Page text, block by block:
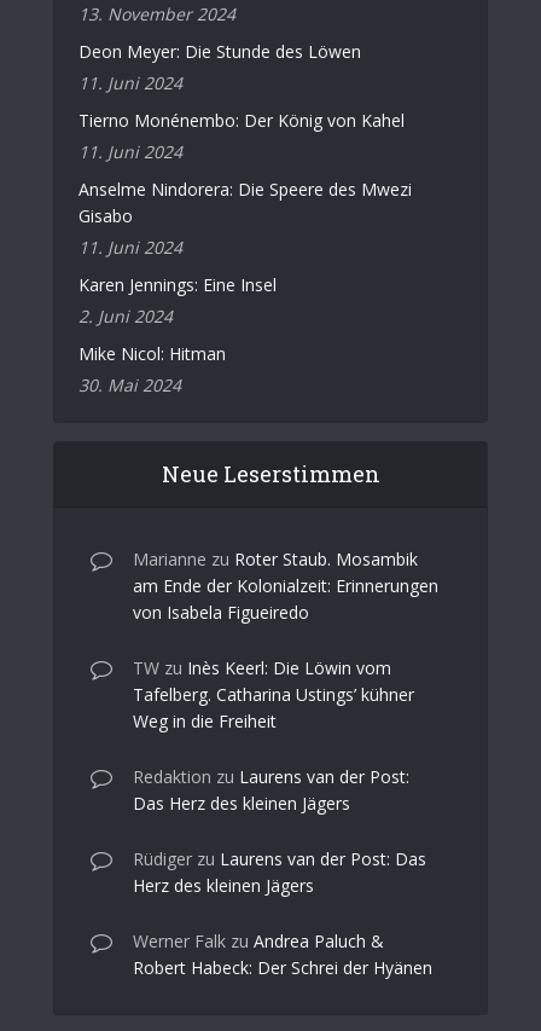
13. November 2024
Deon Meyer: Die Stunde des Löwen
11. Juni 2024
Tierno Monénembo: Der König von Kahel
11. Juni 2024
Anselme Nindorera: Die Speere des Mwezi
Gisabo
11. Juni 2024
Karen Jennings: Eine Insel
2. Juni 2024
Mike Nicol: Hitman
30. Mai 2024
Neue Leserstimmen
Marianne zu Roter Staub. Mosambik
am Ende der Kolonialzeit: Erinnerungen
von Isabela Figueiredo
TW zu Inès Keerl: Die Löwin vom
Tafelberg. Catharina Ustings’ kühner
Weg in die Freiheit
Redaktion zu Laurens van der Post:
Das Herz des kleinen Jägers
Rüdiger zu Laurens van der Post: Das
Herz des kleinen Jägers
Werner Falk zu Andrea Paluch &
Robert Habeck: Der Schrei der Hyänen